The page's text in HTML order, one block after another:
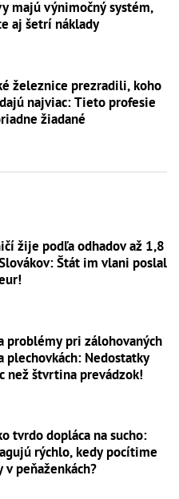
majú výnimočný systém,
aj šetrí náklady
železnice prezradili, koho
najviac: Tieto profesie
žiadané
žije podľa odhadov až 1,8
Štát im vlani poslal
problémy pri zálohovaných
plechovkách: Nedostatky
než štvrtina prevádzok!
tvrdo dopláca na sucho:
rýchlo, kedy pocítime
v peňaženkách?